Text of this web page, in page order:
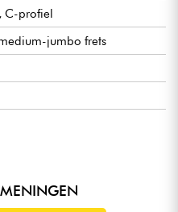
C-profiel
jumbo frets
met dubbele spoel